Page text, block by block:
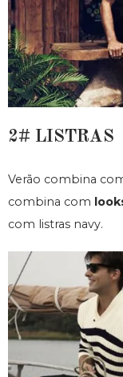
2# LISTRAS
Verão combina
combina com
com listras navy.